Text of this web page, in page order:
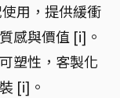
用，提供緩衝
感與價值 [i]。
塑性，客製化
[i]。